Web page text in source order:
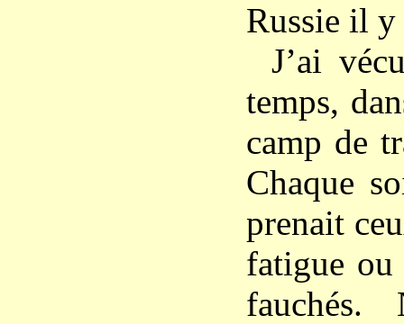
Russie il y
J’ai
temps,
camp de
Chaque
prenait
fatigue ou
fauchés.